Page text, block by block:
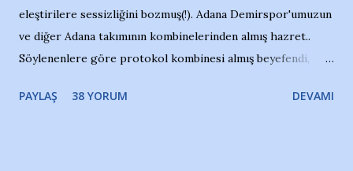
eleştirilere sessizliğini bozmuş(!). Adana Demirspor'umuzun
ve diğer Adana takımının kombinelerinden almış hazret..
Söylenenlere göre protokol kombinesi almış beyefendi,
ki kombineyi Bekir Başkan'dan alırken; dillere destan..
PAYLAŞ 38 YORUM DEVAMI